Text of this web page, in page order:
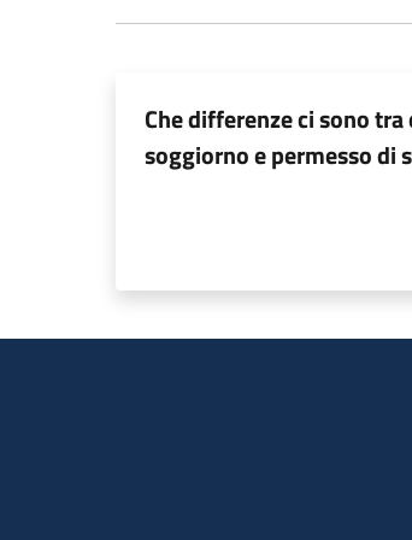
Che differenze ci sono tra
soggiorno e permesso di